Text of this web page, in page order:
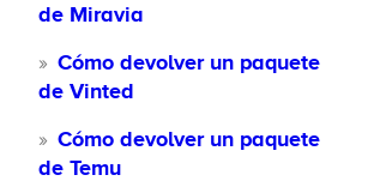
de Miravia
Cómo devolver un paquete
de Vinted
Cómo devolver un paquete
de Temu